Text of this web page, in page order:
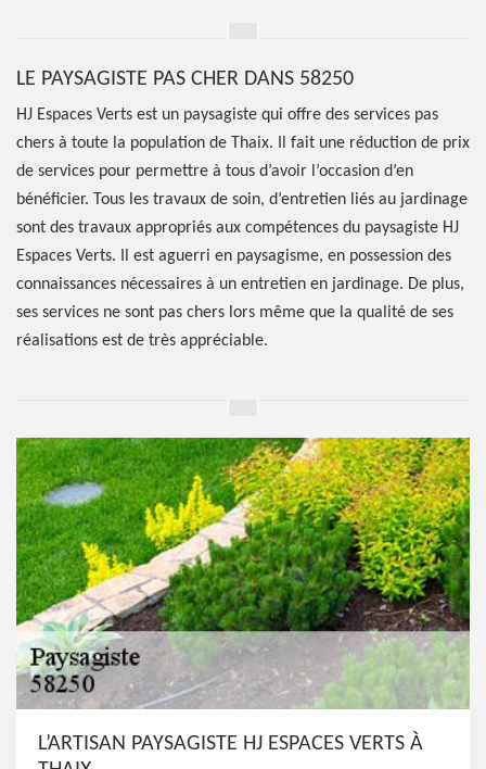
LE PAYSAGISTE PAS CHER DANS 58250
HJ Espaces Verts est un paysagiste qui offre des services pas
chers à toute la population de Thaix. Il fait une réduction de prix
de services pour permettre à tous d’avoir l’occasion d’en
bénéficier. Tous les travaux de soin, d’entretien liés au jardinage
sont des travaux appropriés aux compétences du paysagiste HJ
Espaces Verts. Il est aguerri en paysagisme, en possession des
connaissances nécessaires à un entretien en jardinage. De plus,
ses services ne sont pas chers lors même que la qualité de ses
réalisations est de très appréciable.
L’ARTISAN PAYSAGISTE HJ ESPACES VERTS À